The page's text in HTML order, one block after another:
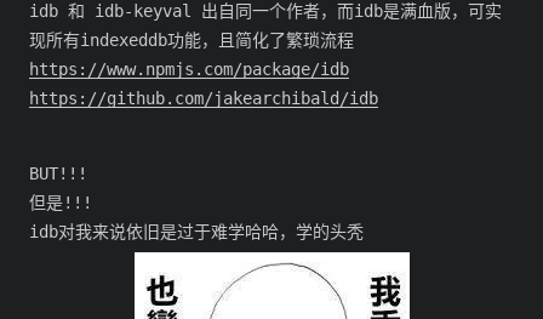
idb 和 idb-keyval 出自同一个作者，而idb是满血版，可实
现所有indexeddb功能，且简化了繁琐流程
https://www.npmjs.com/package/idb
https://github.com/jakearchibald/idb
BUT!!!
但是!!!
idb对我来说依旧是过于难学哈哈，学的头秃